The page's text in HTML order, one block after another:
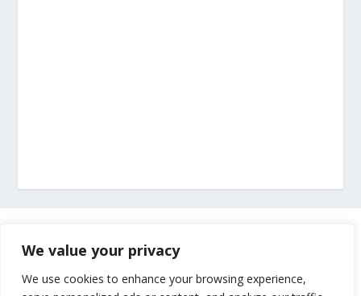
We value your privacy
We use cookies to enhance your browsing experience,
Impressum